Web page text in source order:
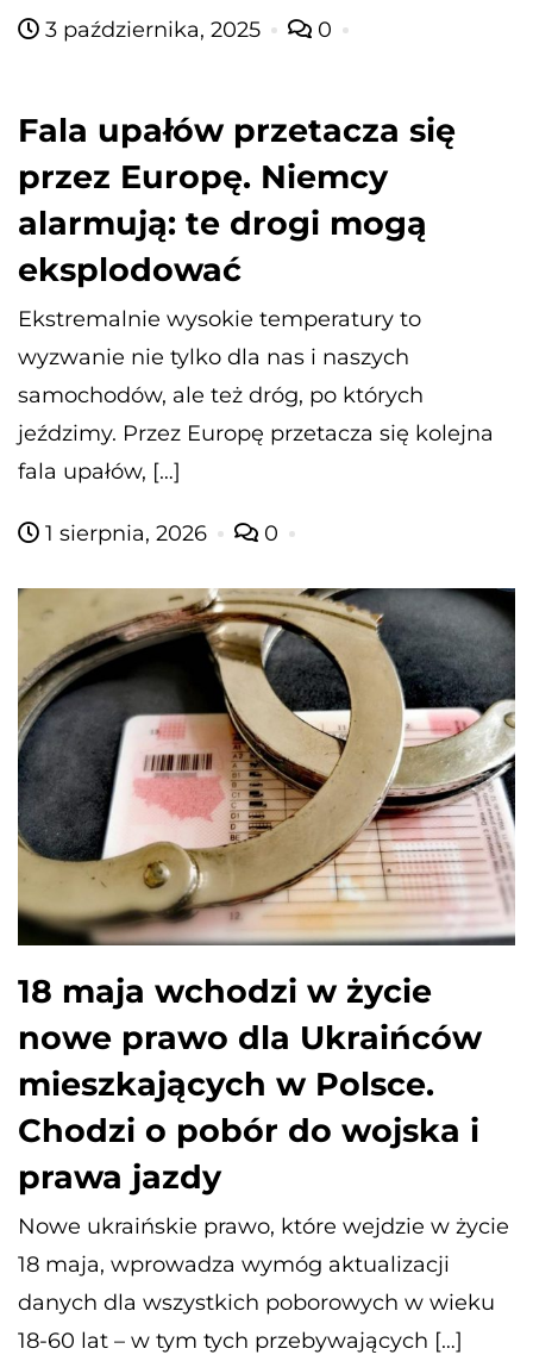
3 października, 2025 0
Fala upałów przetacza się
przez Europę. Niemcy
alarmują: te drogi mogą
eksplodować
Ekstremalnie wysokie temperatury to
wyzwanie nie tylko dla nas i naszych
samochodów, ale też dróg, po których
jeździmy. Przez Europę przetacza się kolejna
fala upałów, […]
1 sierpnia, 2026 0
18 maja wchodzi w życie
nowe prawo dla Ukraińców
mieszkających w Polsce.
Chodzi o pobór do wojska i
prawa jazdy
Nowe ukraińskie prawo, które wejdzie w życie
18 maja, wprowadza wymóg aktualizacji
danych dla wszystkich poborowych w wieku
18-60 lat – w tym tych przebywających […]